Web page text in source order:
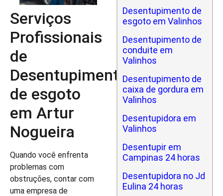
Serviços
Profissionais
de
Desentupimento
de esgoto
em Artur
Nogueira
Quando você enfrenta
problemas com
obstruções, contar com
uma empresa de
Desentupimento de
esgoto em Valinhos
Desentupimento de
conduite em
Valinhos
Desentupimento de
caixa de gordura em
Valinhos
Desentupidora em
Valinhos
Desentupir em
Campinas 24 horas
Desentupidora no Jd
Eulina 24 horas